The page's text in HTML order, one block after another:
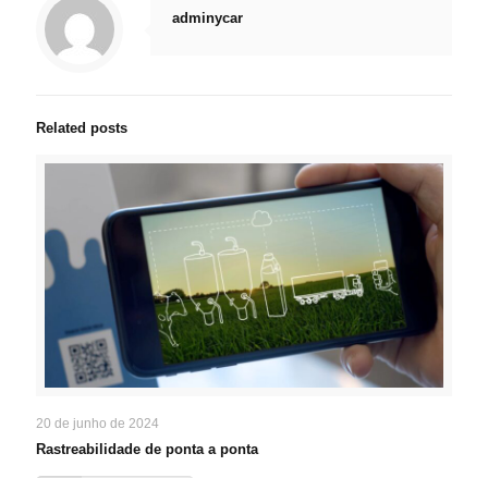
adminycar
Related posts
20 de junho de 2024
Rastreabilidade de ponta a ponta